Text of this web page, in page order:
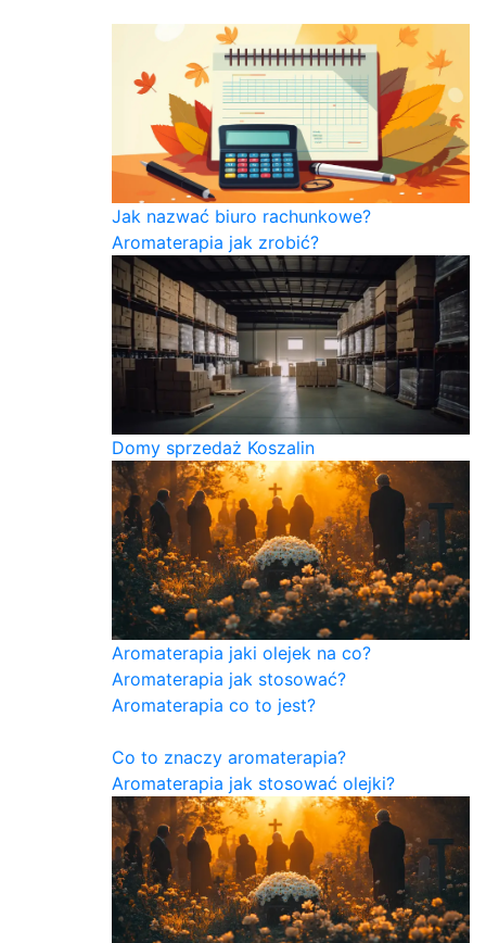
Jak nazwać biuro rachunkowe?
Aromaterapia jak zrobić?
Domy sprzedaż Koszalin
Aromaterapia jaki olejek na co?
Aromaterapia jak stosować?
Aromaterapia co to jest?
Co to znaczy aromaterapia?
Aromaterapia jak stosować olejki?